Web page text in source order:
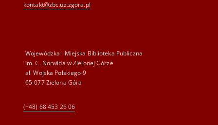
kontakt@zbc.uz.zgora.pl
Wojewódzka i Miejska Biblioteka Publiczna
im. C. Norwida w Zielonej Górze
al. Wojska Polskiego 9
65-077 Zielona Góra
(+48) 68 453 26 06